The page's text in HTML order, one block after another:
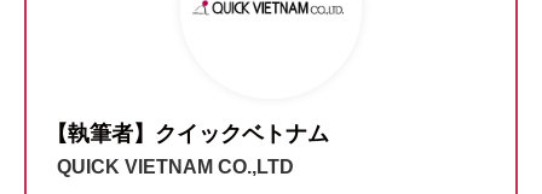
【執筆者】クイックベトナム
QUICK VIETNAM CO.,LTD